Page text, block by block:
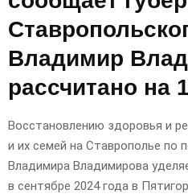
Владимир
рассчитано на
Восстановлению здоровья и
и их семей на Ставрополье по
Владимира Владимирова
в сентябре 2024 года в